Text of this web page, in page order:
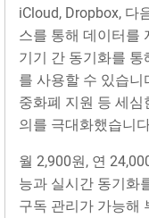
iCloud, Dropbox, 다
스를 통해 데이터를
기기 간 동기화를
를 사용할 수 있습니
중화폐 지원 등 세
의를 극대화했습니
월 2,900원, 연
능과 실시간 동기화
구독 관리가 가능해